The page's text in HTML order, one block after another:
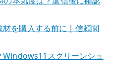
を購入する前に｜信頼関
スクリーンショ